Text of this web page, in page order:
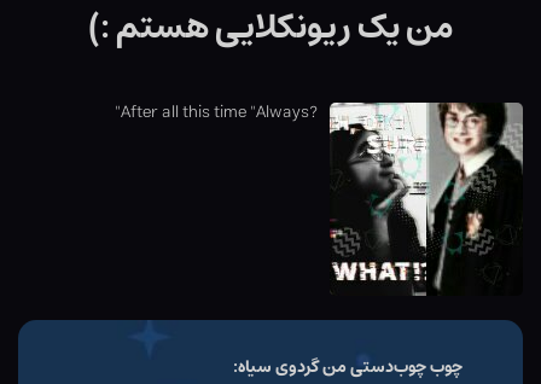
من یک ریونکلایی هستم :)
?After all this time "Always"
چوب چوب‌دستی من گردوی سیاه: